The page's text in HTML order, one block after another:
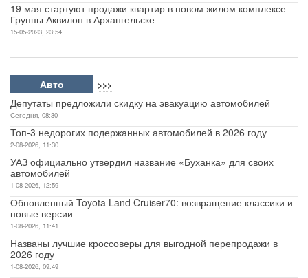
19 мая стартуют продажи квартир в новом жилом комплексе
Группы Аквилон в Архангельске
15-05-2023, 23:54
Авто >>>
Депутаты предложили скидку на эвакуацию автомобилей
Сегодня, 08:30
Топ-3 недорогих подержанных автомобилей в 2026 году
2-08-2026, 11:30
УАЗ официально утвердил название «Буханка» для своих
автомобилей
1-08-2026, 12:59
Обновленный Toyota Land Cruiser70: возвращение классики и
новые версии
1-08-2026, 11:41
Названы лучшие кроссоверы для выгодной перепродажи в
2026 году
1-08-2026, 09:49